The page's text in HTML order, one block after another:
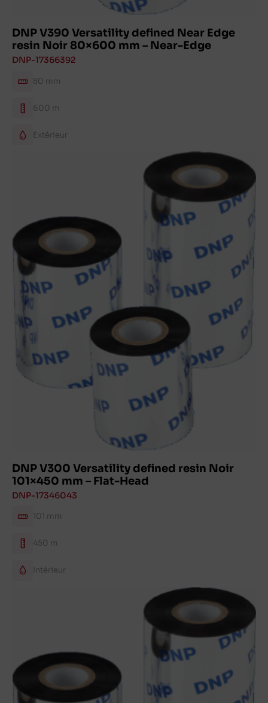
DNP V390 Versatility defined Near Edge
resin Noir 80×600 mm – Near-Edge
DNP-17366392
80 mm
600 m
Extérieur
DNP V300 Versatility defined resin Noir
101×450 mm – Flat-Head
DNP-17346043
101 mm
450 m
Intérieur